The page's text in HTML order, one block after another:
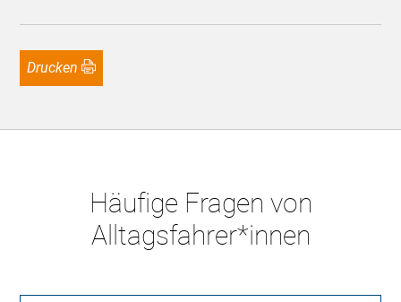
Drucken
Häufige Fragen von
Alltagsfahrer*innen